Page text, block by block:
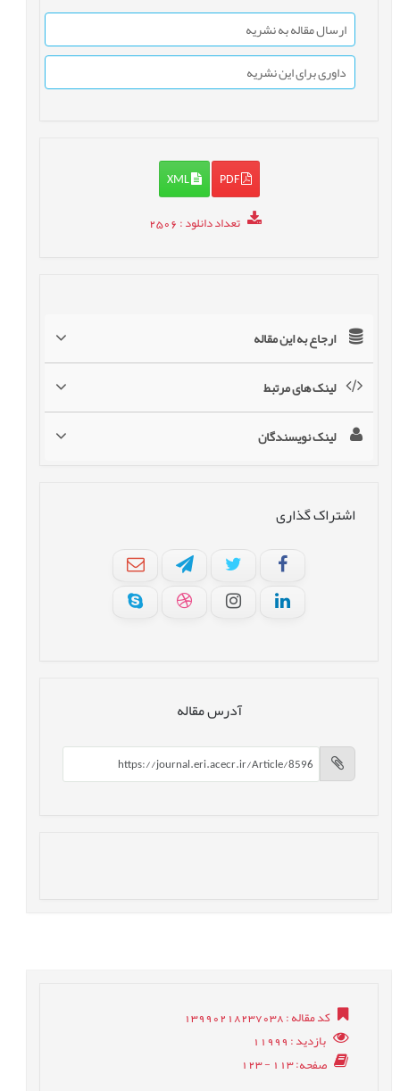
ارسال مقاله به نشریه
داوری برای این نشریه
PDF
XML
تعداد دانلود: 2506
ارجاع به این مقاله
لینک های مرتبط
لینک نویسندگان
اشتراک گذاری
آدرس مقاله
کد مقاله: 13990218237038
بازدید: 11999
صفحه: 113 - 123